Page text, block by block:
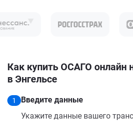
Как купить ОСАГО онлайн
в Энгельсе
1
Введите данные
Укажите данные вашего